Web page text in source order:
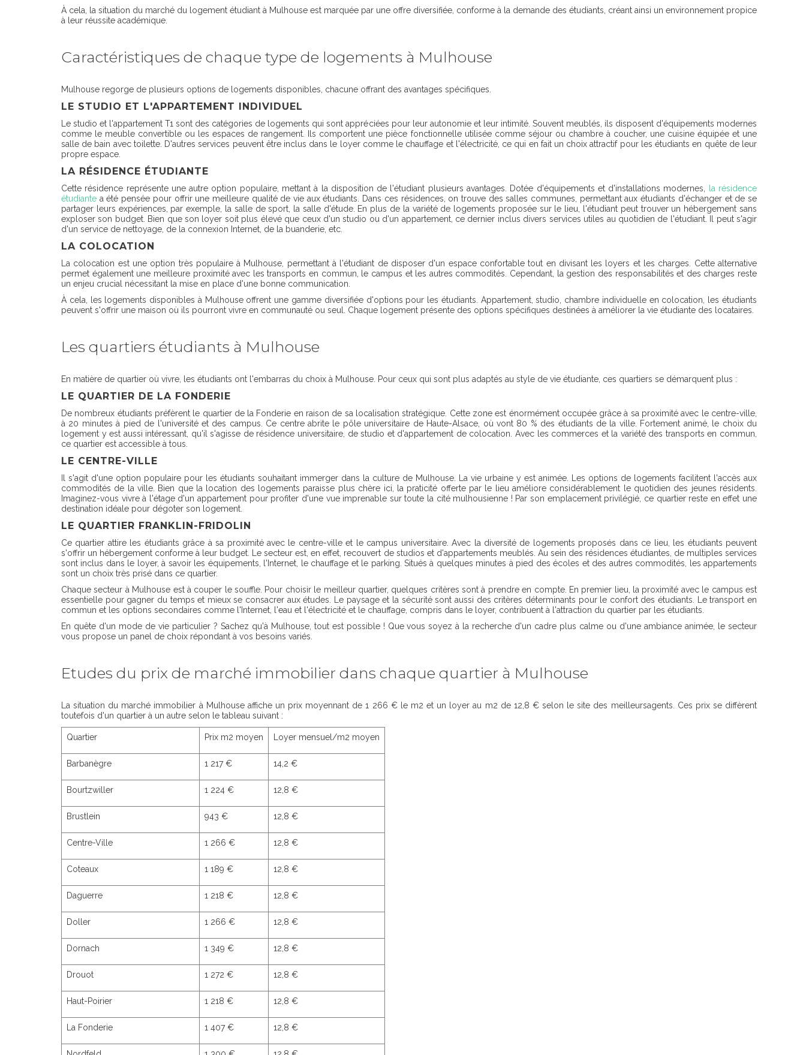
À cela, la situation du marché du logement étudiant à Mulhouse est marquée par une offre diversifiée, conforme à la demande des étudiants, créant ainsi un environnement propice
à leur réussite académique.
Caractéristiques de chaque type de logements à Mulhouse
Mulhouse regorge de plusieurs options de logements disponibles, chacune offrant des avantages spécifiques.
LE STUDIO ET L'APPARTEMENT INDIVIDUEL
Le studio et l'appartement T1 sont des catégories de logements qui sont appréciées pour leur autonomie et leur intimité. Souvent meublés, ils disposent d'équipements modernes
comme le meuble convertible ou les espaces de rangement. Ils comportent une pièce fonctionnelle utilisée comme séjour ou chambre à coucher, une cuisine équipée et une
salle de bain avec toilette. D'autres services peuvent être inclus dans le loyer comme le chauffage et l'électricité, ce qui en fait un choix attractif pour les étudiants en quête de leur
propre espace.
LA RÉSIDENCE ÉTUDIANTE
Cette résidence représente une autre option populaire, mettant à la disposition de l'étudiant plusieurs avantages. Dotée d'équipements et d'installations modernes, la résidence
étudiante a été pensée pour offrir une meilleure qualité de vie aux étudiants. Dans ces résidences, on trouve des salles communes, permettant aux étudiants d'échanger et de se
partager leurs expériences, par exemple, la salle de sport, la salle d'étude. En plus de la variété de logements proposée sur le lieu, l'étudiant peut trouver un hébergement sans
exploser son budget. Bien que son loyer soit plus élevé que ceux d'un studio ou d'un appartement, ce dernier inclus divers services utiles au quotidien de l'étudiant. Il peut s'agir
d'un service de nettoyage, de la connexion Internet, de la buanderie, etc.
LA COLOCATION
La colocation est une option très populaire à Mulhouse, permettant à l'étudiant de disposer d'un espace confortable tout en divisant les loyers et les charges. Cette alternative
permet également une meilleure proximité avec les transports en commun, le campus et les autres commodités. Cependant, la gestion des responsabilités et des charges reste
un enjeu crucial nécessitant la mise en place d'une bonne communication.
À cela, les logements disponibles à Mulhouse offrent une gamme diversifiée d'options pour les étudiants. Appartement, studio, chambre individuelle en colocation, les étudiants
peuvent s'offrir une maison où ils pourront vivre en communauté ou seul. Chaque logement présente des options spécifiques destinées à améliorer la vie étudiante des locataires.
Les quartiers étudiants à Mulhouse
En matière de quartier où vivre, les étudiants ont l'embarras du choix à Mulhouse. Pour ceux qui sont plus adaptés au style de vie étudiante, ces quartiers se démarquent plus :
LE QUARTIER DE LA FONDERIE
De nombreux étudiants préfèrent le quartier de la Fonderie en raison de sa localisation stratégique. Cette zone est énormément occupée grâce à sa proximité avec le centre-ville,
à 20 minutes à pied de l'université et des campus. Ce centre abrite le pôle universitaire de Haute-Alsace, où vont 80 % des étudiants de la ville. Fortement animé, le choix du
logement y est aussi intéressant, qu'il s'agisse de résidence universitaire, de studio et d'appartement de colocation. Avec les commerces et la variété des transports en commun,
ce quartier est accessible à tous.
LE CENTRE-VILLE
Il s'agit d'une option populaire pour les étudiants souhaitant immerger dans la culture de Mulhouse. La vie urbaine y est animée. Les options de logements facilitent l'accès aux
commodités de la ville. Bien que la location des logements paraisse plus chère ici, la praticité offerte par le lieu améliore considérablement le quotidien des jeunes résidents.
Imaginez-vous vivre à l'étage d'un appartement pour profiter d'une vue imprenable sur toute la cité mulhousienne ! Par son emplacement privilégié, ce quartier reste en effet une
destination idéale pour dégoter son logement.
LE QUARTIER FRANKLIN-FRIDOLIN
Ce quartier attire les étudiants grâce à sa proximité avec le centre-ville et le campus universitaire. Avec la diversité de logements proposés dans ce lieu, les étudiants peuvent
s'offrir un hébergement conforme à leur budget. Le secteur est, en effet, recouvert de studios et d'appartements meublés. Au sein des résidences étudiantes, de multiples services
sont inclus dans le loyer, à savoir les équipements, l'Internet, le chauffage et le parking. Situés à quelques minutes à pied des écoles et des autres commodités, les appartements
sont un choix très prisé dans ce quartier.
Chaque secteur à Mulhouse est à couper le souffle. Pour choisir le meilleur quartier, quelques critères sont à prendre en compte. En premier lieu, la proximité avec le campus est
essentielle pour gagner du temps et mieux se consacrer aux études. Le paysage et la sécurité sont aussi des critères déterminants pour le confort des étudiants. Le transport en
commun et les options secondaires comme l'Internet, l'eau et l'électricité et le chauffage, compris dans le loyer, contribuent à l'attraction du quartier par les étudiants.
En quête d'un mode de vie particulier ? Sachez qu'à Mulhouse, tout est possible ! Que vous soyez à la recherche d'un cadre plus calme ou d'une ambiance animée, le secteur
vous propose un panel de choix répondant à vos besoins variés.
Etudes du prix de marché immobilier dans chaque quartier à Mulhouse
La situation du marché immobilier à Mulhouse affiche un prix moyennant de 1 266 € le m2 et un loyer au m2 de 12,8 € selon le site des meilleursagents. Ces prix se diffèrent
toutefois d'un quartier à un autre selon le tableau suivant :
Quartier Prix m2 moyen Loyer mensuel/m2 moyen
Barbanègre 1 217 € 14,2 €
Bourtzwiller 1 224 € 12,8 €
Brustlein 943 € 12,8 €
Centre-Ville 1 266 € 12,8 €
Coteaux 1 189 € 12,8 €
Daguerre 1 218 € 12,8 €
Doller 1 266 € 12,8 €
Dornach 1 349 € 12,8 €
Drouot 1 272 € 12,8 €
Haut-Poirier 1 218 € 12,8 €
La Fonderie 1 407 € 12,8 €